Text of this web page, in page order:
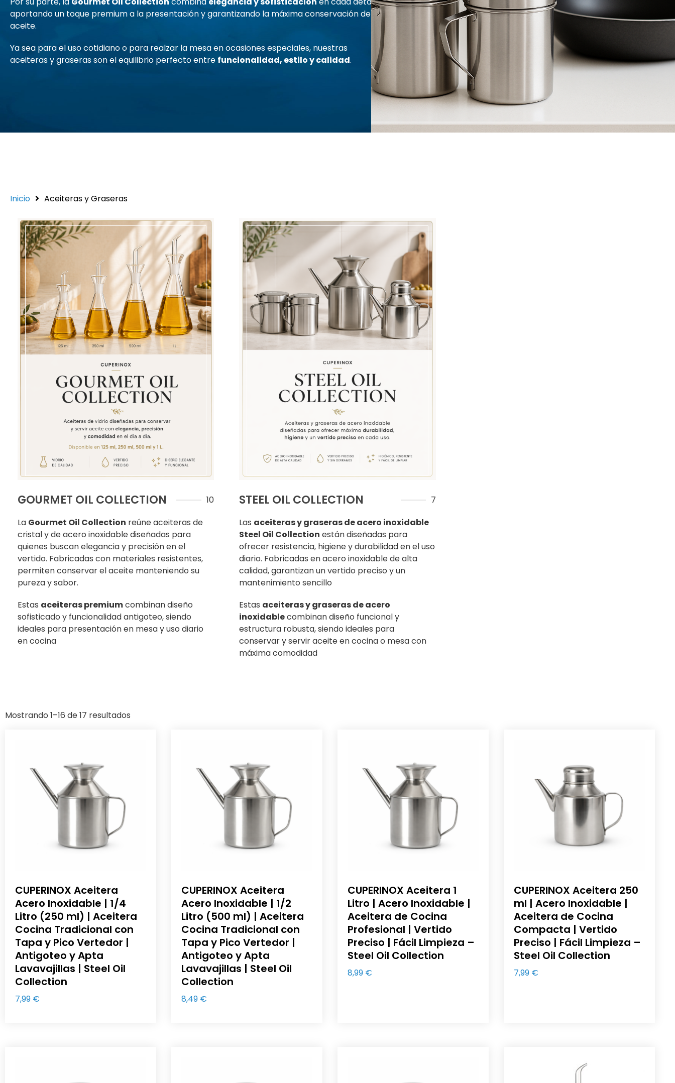
aportando un toque premium a la presentación y garantizando la máxima conservación del
aceite.
Ya sea para el uso cotidiano o para realzar la mesa en ocasiones especiales, nuestras
aceiteras y graseras son el equilibrio perfecto entre funcionalidad, estilo y calidad.
Inicio Aceiteras y Graseras
GOURMET OIL COLLECTION
10
La Gourmet Oil Collection reúne aceiteras de
cristal y de acero inoxidable diseñadas para
quienes buscan elegancia y precisión en el
vertido. Fabricadas con materiales resistentes,
permiten conservar el aceite manteniendo su
pureza y sabor.
Estas aceiteras premiumcombinan diseño
sofisticado y funcionalidad antigoteo, siendo
ideales para presentación en mesa y uso diario
en cocina
STEEL OIL COLLECTION
7
Las aceiteras y graseras de acero inoxidable
Steel Oil Collection están diseñadas para
ofrecer resistencia, higiene y durabilidad en el uso
diario. Fabricadas en acero inoxidable de alta
calidad, garantizan un vertido preciso y un
mantenimiento sencillo
Estas aceiteras y graseras de acero
inoxidablecombinan diseño funcional y
estructura robusta, siendo ideales para
conservar y servir aceite en cocina o mesa con
máxima comodidad
Mostrando 1–16 de 17 resultados
CUPERINOX Aceitera
Acero Inoxidable | 1/4
Litro (250 ml) | Aceitera
Cocina Tradicional con
Tapa y Pico Vertedor |
Antigoteo y Apta
Lavavajillas | Steel Oil
Collection
7,99 €
CUPERINOX Aceitera
Acero Inoxidable | 1/2
Litro (500 ml) | Aceitera
Cocina Tradicional con
Tapa y Pico Vertedor |
Antigoteo y Apta
Lavavajillas | Steel Oil
Collection
8,49 €
CUPERINOX Aceitera 1
Litro | Acero Inoxidable |
Aceitera de Cocina
Profesional | Vertido
Preciso | Fácil Limpieza –
Steel Oil Collection
8,99 €
CUPERINOX Aceitera 250
ml | Acero Inoxidable |
Aceitera de Cocina
Compacta | Vertido
Preciso | Fácil Limpieza –
Steel Oil Collection
7,99 €